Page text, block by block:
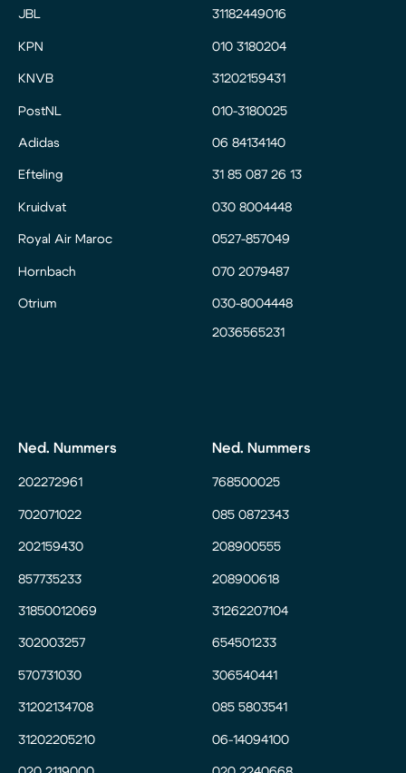
JBL
KPN
KNVB
PostNL
Adidas
Efteling
Kruidvat
Royal Air Maroc
Hornbach
Otrium
31182449016
010 3180204
31202159431
010-3180025
06 84134140
31 85 087 26 13
030 8004448
0527-857049
070 2079487
030-8004448
2036565231
Ned. Nummers
202272961
702071022
202159430
857735233
31850012069
302003257
570731030
31202134708
31202205210
Ned. Nummers
768500025
085 0872343
208900555
208900618
31262207104
654501233
306540441
085 5803541
06-14094100